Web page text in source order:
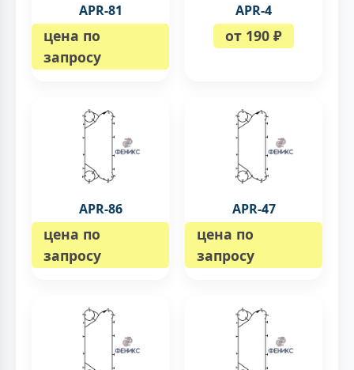
APR-81
цена по
запросу
APR-4
от 190 ₽
APR-86
цена по
запросу
APR-47
цена по
запросу